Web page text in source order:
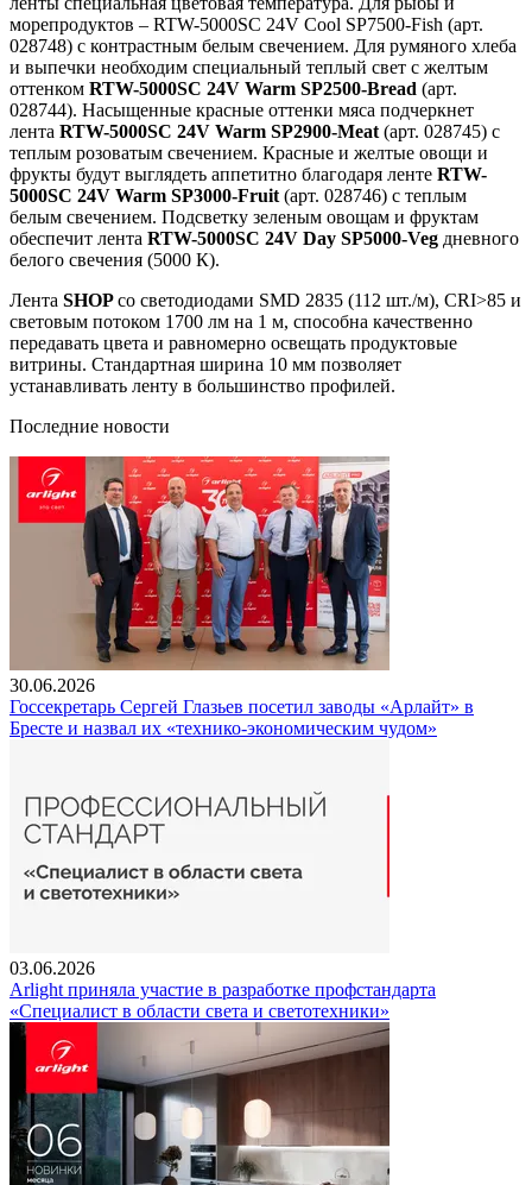
морепродуктов – RTW-5000SC 24V Cool SP7500-Fish (арт.
028748) с контрастным белым свечением. Для румяного хлеба
и выпечки необходим специальный теплый свет с желтым
оттенком RTW-5000SC 24V Warm SP2500-Bread (арт.
028744). Насыщенные красные оттенки мяса подчеркнет
лента RTW-5000SC 24V Warm SP2900-Meat (арт. 028745) с
теплым розоватым свечением. Красные и желтые овощи и
фрукты будут выглядеть аппетитно благодаря ленте RTW-
5000SC 24V Warm SP3000-Fruit (арт. 028746) с теплым
белым свечением. Подсветку зеленым овощам и фруктам
обеспечит лента RTW-5000SC 24V Day SP5000-Veg дневного
белого свечения (5000 К).
Лента SHOPсо светодиодами SMD 2835 (112 шт./м), CRI>85 и
световым потоком 1700 лм на 1 м, способна качественно
передавать цвета и равномерно освещать продуктовые
витрины. Стандартная ширина 10 мм позволяет
устанавливать ленту в большинство профилей.
Последние новости
30.06.2026
Госсекретарь Сергей Глазьев посетил заводы «Арлайт» в
Бресте и назвал их «технико-экономическим чудом»
03.06.2026
Arlight приняла участие в разработке профстандарта
«Специалист в области света и светотехники»